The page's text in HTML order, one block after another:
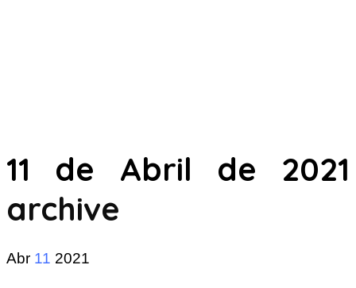
11 de Abril de 2021
archive
Abr 11 2021